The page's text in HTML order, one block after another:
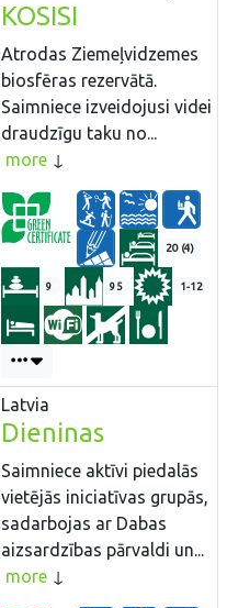
KOSISI
Atrodas Ziemeļvidzemes
biosfēras rezervātā.
Saimniece izveidojusi videi
draudzīgu taku no...
more
20 (4)
9 95 1-12
Latvia
Dieninas
Saimniece aktīvi piedalās
vietējās iniciatīvas grupās,
sadarbojas ar Dabas
aizsardzības pārvaldi un...
more